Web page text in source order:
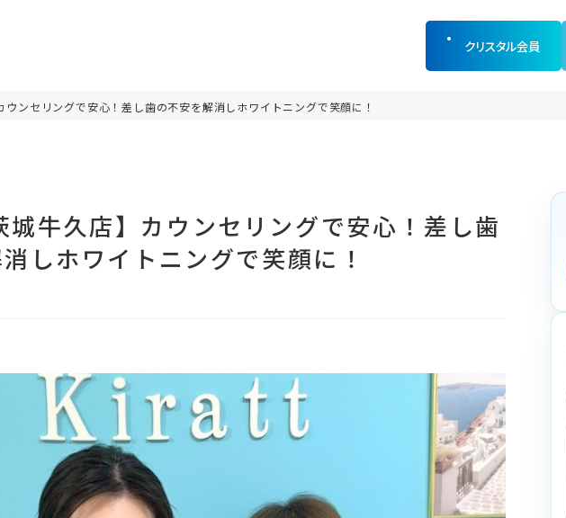
クリスタル会員
ウンセリングで安心！差し歯の不安を解消しホワイトニングで笑顔に！
城牛久店】カウンセリングで安心！差し歯
しホワイトニングで笑顔に！